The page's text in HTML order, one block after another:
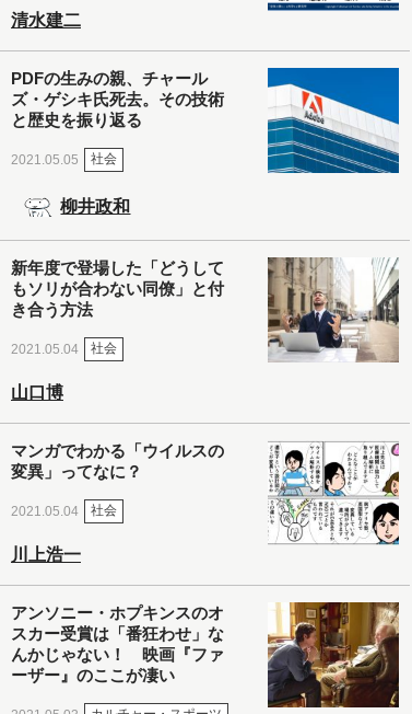
清水建二
PDFの生みの親、チャール
ズ・ゲシキ氏死去。その技術
と歴史を振り返る
2021.05.05 社会
柳井政和
新年度で登場した「どうして
もソリが合わない同僚」と付
き合う方法
2021.05.04 社会
山口博
マンガでわかる「ウイルスの
変異」ってなに？
2021.05.04 社会
川上浩一
アンソニー・ホプキンスのオ
スカー受賞は「番狂わせ」な
んかじゃない！ 映画『ファ
ーザー』のここが凄い